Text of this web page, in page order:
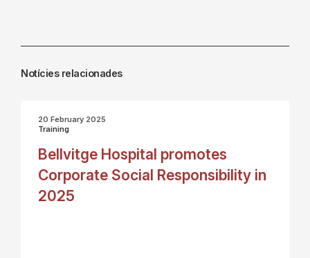
Notícies relacionades
20 February 2025
Training
Bellvitge Hospital promotes
Corporate Social Responsibility in
2025